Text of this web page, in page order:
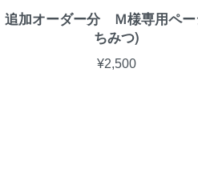
追加オーダー分 Ｍ様専用ペ
ちみつ)
¥2,500